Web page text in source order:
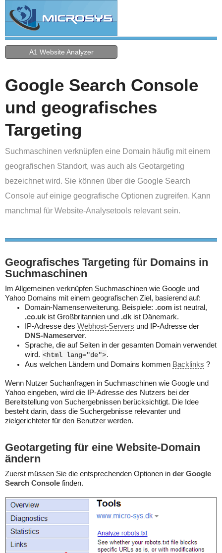
A1 Website Analyzer
Google Search Console
und geografisches
Targeting
Suchmaschinen verknüpfen eine Domain häufig mit einem
geografischen Standort, was auch als Geotargeting
bezeichnet wird. Sie können über die Google Search
Console auf einige geografische Optionen zugreifen. Kann
manchmal für Website-Analysetools relevant sein.
Geografisches Targeting für Domains in
Suchmaschinen
Im Allgemeinen verknüpfen Suchmaschinen wie Google und
Yahoo Domains mit einem geografischen Ziel, basierend auf:
Domain-Namenserweiterung. Beispiele: .com ist neutral,
.co.uk ist Großbritannien und .dk ist Dänemark.
IP-Adresse des Webhost-Servers und IP-Adresse der
DNS-Nameserver.
Sprache, die auf Seiten in der gesamten Domain verwendet
wird. <html lang="de">.
Aus welchen Ländern und Domains kommen Backlinks ?
Wenn Nutzer Suchanfragen in Suchmaschinen wie Google und
Yahoo eingeben, wird die IP-Adresse des Nutzers bei der
Bereitstellung von Suchergebnissen berücksichtigt. Die Idee
besteht darin, dass die Suchergebnisse relevanter und
zielgerichteter für den Benutzer werden.
Geotargeting für eine Website-Domain
ändern
Zuerst müssen Sie die entsprechenden Optionen in der Google
Search Console finden.